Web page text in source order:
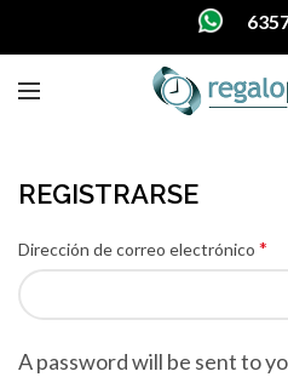
REGISTRARSE
Dirección de correo electrónico *
A password will be sent to